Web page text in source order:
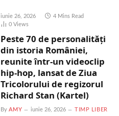
iunie 26, 2026
4 Mins Read
0 Views
Peste 70 de personalități
din istoria României,
reunite într-un videoclip
hip-hop, lansat de Ziua
Tricolorului de regizorul
Richard Stan (Kartel)
By AMY iunie 26, 2026 TIMP LIBER